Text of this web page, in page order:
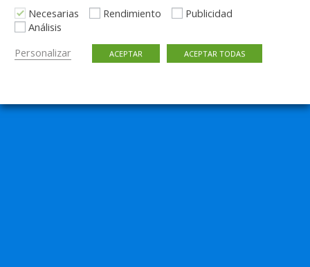
Necesarias
Rendimiento
Publicidad
Análisis
Personalizar
ACEPTAR ACEPTAR TODAS